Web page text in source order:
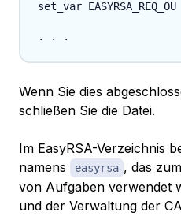
set_var
Wenn Sie dies
schließen Sie die Datei.
Im EasyRSA-Verzeichnis
namens
easyrsa , das
von Aufgaben verwendet
und der Verwaltung der